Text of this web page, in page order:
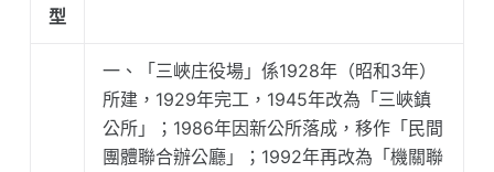
型
一、「三峽庄役場」係1928年（昭和3年）
所建，1929年完工，1945年改為「三峽鎮
公所」；1986年因新公所落成，移作「民間
團體聯合辦公廳」；1992年再改為「機關聯